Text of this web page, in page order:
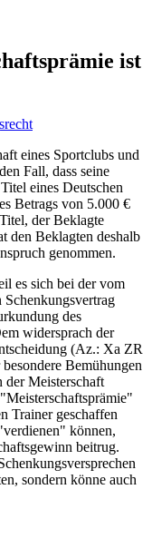
ist
eines Sportclubs und
Fall, dass seine
eines Deutschen
Betrags von 5.000 €
der Beklagte
den Beklagten deshalb
genommen.
es sich bei der vom
Schenkungsvertrag
des
widersprach der
(Az.: Xa ZR
Bemühungen
der Meisterschaft
Trainer geschaffen
können,
beitrug.
sondern könne auch